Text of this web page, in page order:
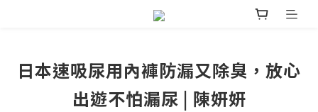
日本速吸尿用內褲防漏又除臭，放心
出遊不怕漏尿 | 陳妍妍